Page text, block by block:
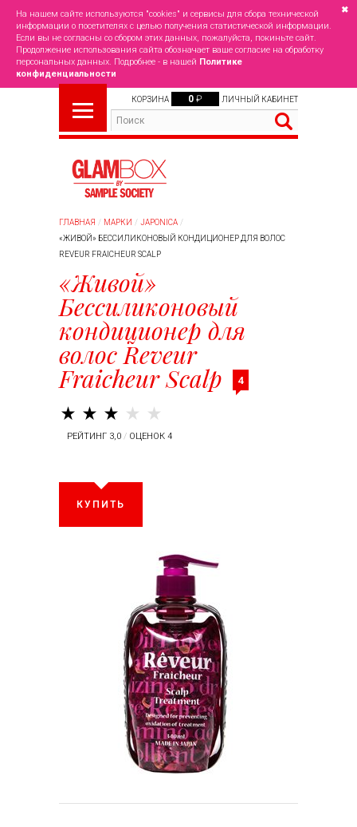
На нашем сайте используются "cookies" и сервисы для сбора технической
информации о посетителях с целью получения статистической информации.
Если вы не согласны со сбором этих данных, пожалуйста, покиньте сайт.
Продолжение использования сайта обозначает ваше согласие на обработку
персональных данных. Подробнее - в нашей Политике
конфиденциальности
✖
КОРЗИНА 0 ₽ ЛИЧНЫЙ КАБИНЕТ
ГЛАВНАЯ МАРКИ
JAPONICA
«ЖИВОЙ» БЕССИЛИКОНОВЫЙ КОНДИЦИОНЕР ДЛЯ ВОЛОС
REVEUR FRAICHEUR SCALP
«Живой»
Бессиликоновый
кондиционер для
волос Reveur
Fraicheur Scalp 4
РЕЙТИНГ 3,0 / ОЦЕНОК 4
КУПИТЬ